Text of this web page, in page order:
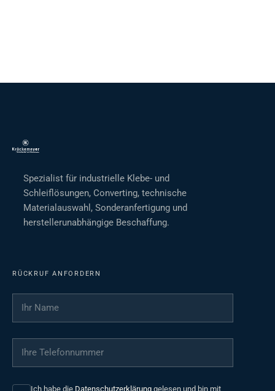
Spezialist für industrielle Klebe- und
Schleiflösungen, Converting, technische
Materialauswahl, Sonderanfertigung und
herstellerunabhängige Beschaffung.
RÜCKRUF ANFORDERN
Ihr Name
Ihre Telefonnummer
Ich habe die Datenschutzerklärung gelesen und bin mit